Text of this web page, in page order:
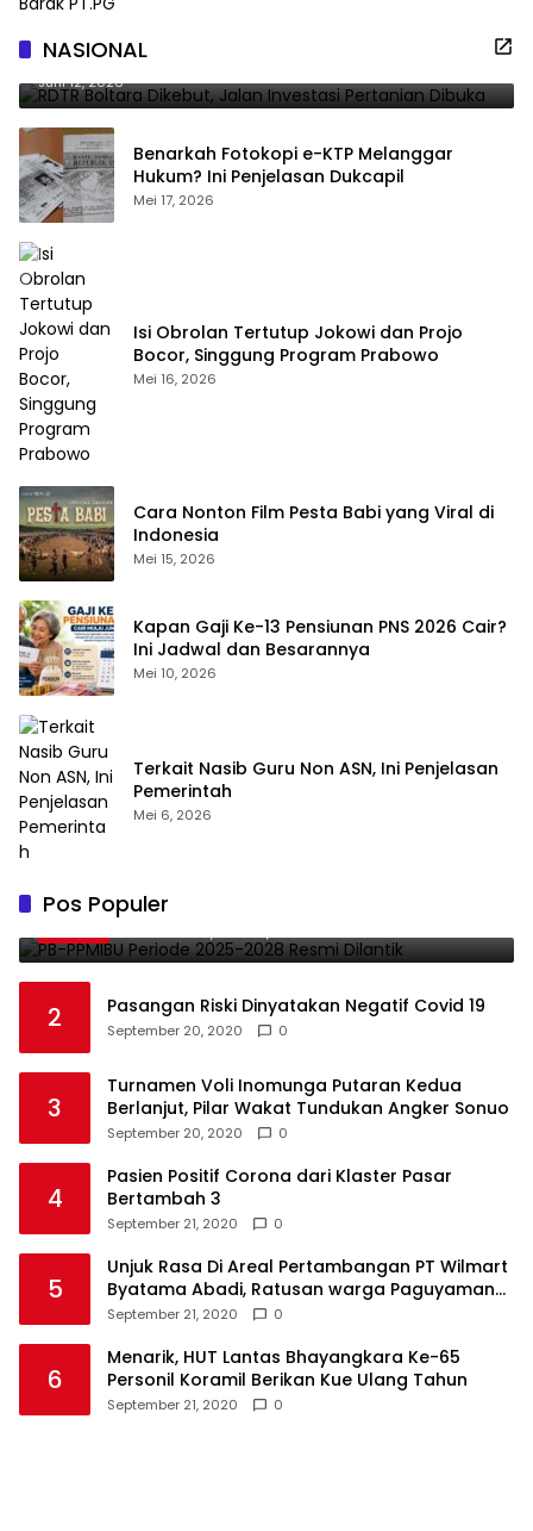
NASIONAL
Dibuka
Juni 12, 2026
Benarkah Fotokopi e-KTP Melanggar
Hukum? Ini Penjelasan Dukcapil
Mei 17, 2026
Isi Obrolan Tertutup Jokowi dan Projo
Bocor, Singgung Program Prabowo
Mei 16, 2026
Cara Nonton Film Pesta Babi yang Viral di
Indonesia
Mei 15, 2026
Kapan Gaji Ke-13 Pensiunan PNS 2026 Cair?
Ini Jadwal dan Besarannya
Mei 10, 2026
Terkait Nasib Guru Non ASN, Ini Penjelasan
Pemerintah
Mei 6, 2026
Pos Populer
1
Dilantik
2 Pasangan Riski Dinyatakan Negatif Covid 19
September 20, 2020 0
3
Turnamen Voli Inomunga Putaran Kedua
Berlanjut, Pilar Wakat Tundukan Angker Sonuo
September 20, 2020 0
4
Pasien Positif Corona dari Klaster Pasar
Bertambah 3
September 21, 2020 0
5
Unjuk Rasa Di Areal Pertambangan PT Wilmart
Byatama Abadi, Ratusan warga Paguyaman
Pantai Tuntut Hal Ini
September 21, 2020 0
6
Menarik, HUT Lantas Bhayangkara Ke-65
Personil Koramil Berikan Kue Ulang Tahun
September 21, 2020 0